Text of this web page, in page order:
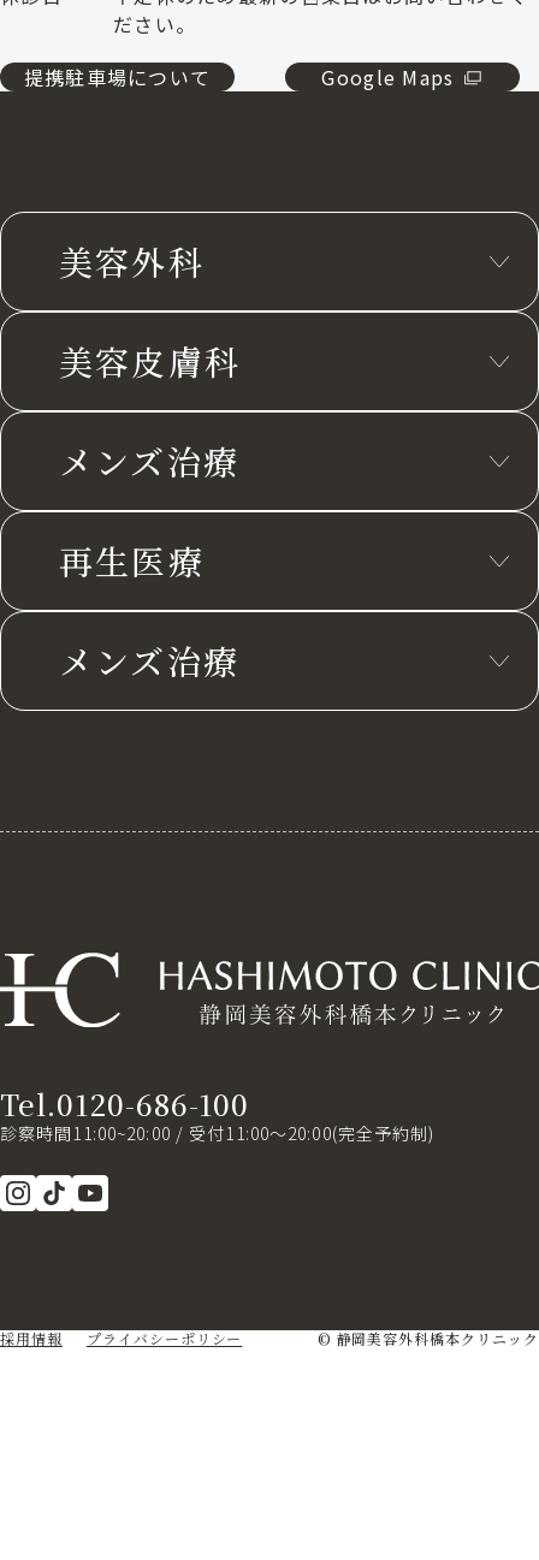
ださい。
提携駐車場について
Google Maps
美容外科
美容皮膚科
メンズ治療
再生医療
メンズ治療
Tel.0120-686-100
診察時間11:00~20:00 / 受付11:00～20:00(完全予約制)
採用情報 プライバシーポリシー © 静岡美容外科橋本クリニック